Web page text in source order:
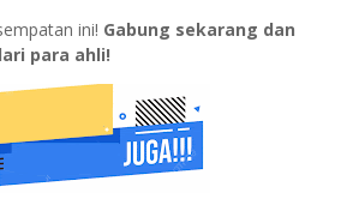
ini! Gabung sekarang dan
para ahli!